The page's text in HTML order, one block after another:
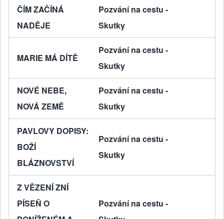
ČÍM ZAČÍNÁ
NADĚJE
Pozvání na cestu -
Skutky
MARIE MÁ DÍTĚ
Pozvání na cestu -
Skutky
NOVÉ NEBE,
NOVÁ ZEMĚ
Pozvání na cestu -
Skutky
PAVLOVY DOPISY:
BOŽÍ
BLÁZNOVSTVÍ
Pozvání na cestu -
Skutky
Z VĚZENÍ ZNÍ
PÍSEŇ O
Pozvání na cestu -